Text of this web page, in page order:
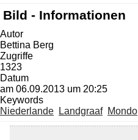
Bild - Informationen
Autor
Bettina Berg
Zugriffe
1323
Datum
am 06.09.2013 um 20:25
Keywords
Niederlande
Landgraaf Mondo